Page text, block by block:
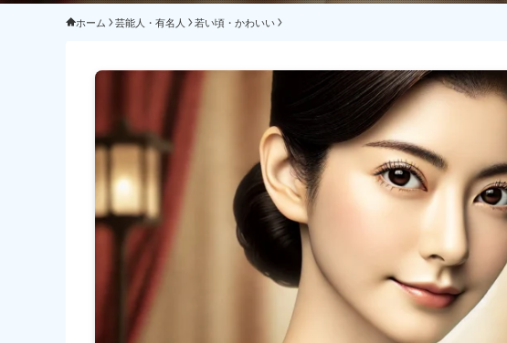
ホーム 芸能人・有名人 若い頃・かわいい